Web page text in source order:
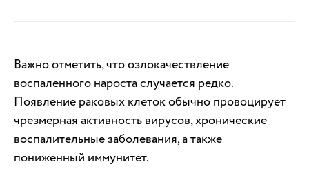
Важно отметить, что озлокачествление
воспаленного нароста случается редко.
Появление раковых клеток обычно провоцирует
чрезмерная активность вирусов, хронические
воспалительные заболевания, а также
пониженный иммунитет.